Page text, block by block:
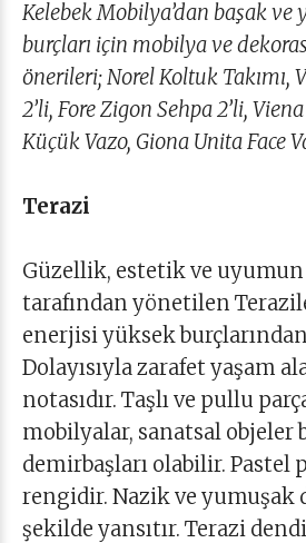
Kelebek Mobilya’dan başak ve
burçları için mobilya ve
önerileri; Norel Koltuk Takımı,
2’li, Fore Zigon Sehpa 2’li,
Küçük Vazo, Giona Unita Face
Terazi
Güzellik, estetik ve uyumun
tarafından yönetilen
enerjisi yüksek
Dolayısıyla zarafet yaşam
notasıdır. Taşlı ve pullu
mobilyalar, sanatsal objeler
demirbaşları olabilir. Pastel
rengidir. Nazik ve yumuşak
şekilde yansıtır. Terazi